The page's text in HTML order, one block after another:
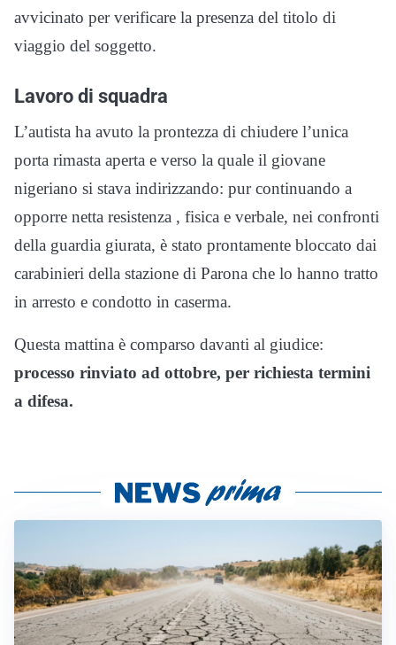
avvicinato per verificare la presenza del titolo di
viaggio del soggetto.
Lavoro di squadra
L’autista ha avuto la prontezza di chiudere l’unica
porta rimasta aperta e verso la quale il giovane
nigeriano si stava indirizzando: pur continuando a
opporre netta resistenza , fisica e verbale, nei confronti
della guardia giurata, è stato prontamente bloccato dai
carabinieri della stazione di Parona che lo hanno tratto
in arresto e condotto in caserma.
Questa mattina è comparso davanti al giudice:
processo rinviato ad ottobre, per richiesta termini
a difesa.